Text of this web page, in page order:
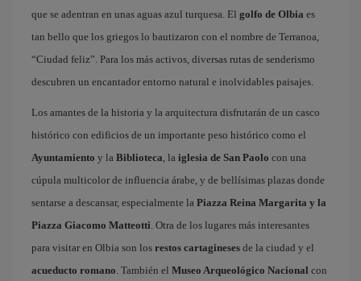
que se adentran en unas aguas azul turquesa. El golfo de Olbia es
tan bello que los griegos lo bautizaron con el nombre de Terranoa,
“Ciudad feliz”. Para los más activos, diversas rutas de senderismo
descubren un encantador entorno natural e inolvidables paisajes.
Los amantes de la historia y la arquitectura disfrutarán de un casco
histórico con edificios de un importante peso histórico como el
Ayuntamiento y la Biblioteca, la iglesia de San Paolo con una
cúpula multicolor de influencia árabe, y de bellísimas plazas donde
sentarse a descansar, especialmente la Piazza Reina Margarita y la
Piazza Giacomo Matteotti. Otra de los lugares más interesantes
para visitar en Olbia son los restos cartagineses de la ciudad y el
acueducto romano. También el Museo Arqueológico Nacional con